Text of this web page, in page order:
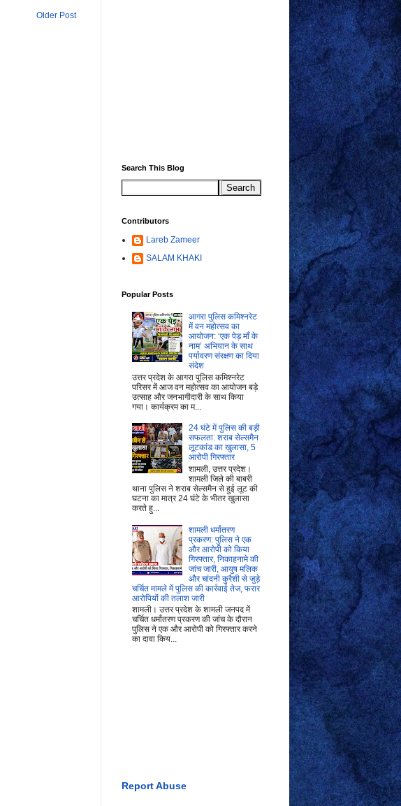
Older Post
Search This Blog
Contributors
Lareb Zameer
SALAM KHAKI
Popular Posts
आगरा पुलिस कमिश्नरेट
में वन महोत्सव का
आयोजन: ‘एक पेड़ माँ के
नाम’ अभियान के साथ
पर्यावरण संरक्षण का दिया
संदेश
उत्तर प्रदेश के आगरा पुलिस कमिश्नरेट
परिसर में आज वन महोत्सव का आयोजन बड़े
उत्साह और जनभागीदारी के साथ किया
गया। कार्यक्रम का म...
24 घंटे में पुलिस की बड़ी
सफलता: शराब सेल्समैन
लूटकांड का खुलासा, 5
आरोपी गिरफ्तार
शामली, उत्तर प्रदेश।
शामली जिले की बाबरी
थाना पुलिस ने शराब सेल्समैन से हुई लूट की
घटना का मात्र 24 घंटे के भीतर खुलासा
करते हु...
शामली धर्मांतरण
प्रकरण: पुलिस ने एक
और आरोपी को किया
गिरफ्तार, निकाहनामे की
जांच जारी, आयुष मलिक
और चांदनी कुरैशी से जुड़े
चर्चित मामले में पुलिस की कार्रवाई तेज, फरार
आरोपियों की तलाश जारी
शामली। उत्तर प्रदेश के शामली जनपद में
चर्चित धर्मांतरण प्रकरण की जांच के दौरान
पुलिस ने एक और आरोपी को गिरफ्तार करने
का दावा किय...
Report Abuse